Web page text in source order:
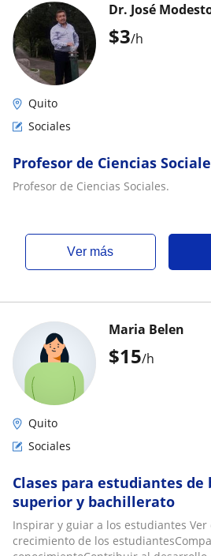
$3/h
Dr. José
Quito
Sociales
Profesor de Ciencias
Profesor de Ciencias Sociales.
ver más
$15/h
Maria Belen
Quito
Sociales
Clases para estudiantes de
superior y bachillerato
Inspirar y guiar a los estudiantes Ver
crecimiento de los